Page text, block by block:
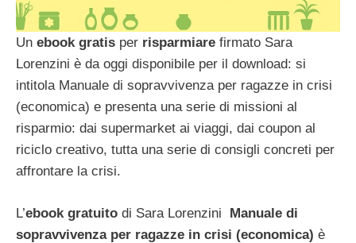
Un ebook gratis per risparmiare firmato Sara
Lorenzini è da oggi disponibile per il download: si
intitola Manuale di sopravvivenza per ragazze in crisi
(economica) e presenta una serie di missioni al
risparmio: dai supermarket ai viaggi, dai coupon al
riciclo creativo, tutta una serie di consigli concreti per
affrontare la crisi.
L’ebook gratuito di Sara Lorenzini Manuale di
sopravvivenza per ragazze in crisi (economica) è